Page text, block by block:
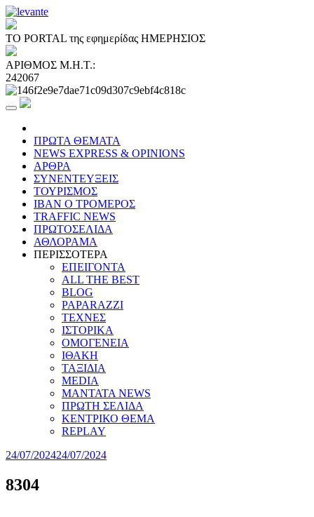
ΤΟ PORTAL της εφημερίδας ΗΜΕΡΗΣΙΟΣ
ΑΡΙΘΜΟΣ Μ.Η.Τ.:
242067
ΠΡΩΤΑ ΘΕΜΑΤΑ
NEWS EXPRESS & OPINIONS
ΑΡΘΡΑ
ΣΥΝΕΝΤΕΥΞΕΙΣ
ΤΟΥΡΙΣΜΟΣ
ΙΒΑΝ Ο ΤΡΟΜΕΡΟΣ
TRAFFIC NEWS
ΠΡΩΤΟΣΕΛΙΔΑ
ΑΘΛΟΡΑΜΑ
ΠΕΡΙΣΣΟΤΕΡΑ
ΕΠΕΙΓΟΝΤΑ
ALL THE BEST
BLOG
PAPARAZZI
ΤΕΧΝΕΣ
ΙΣΤΟΡΙΚΑ
ΟΜΟΓΕΝΕΙΑ
ΙΘΑΚΗ
ΤΑΞΙΔΙΑ
MEDIA
MANTATA NEWS
ΠΡΩΤΗ ΣΕΛΙΔΑ
ΚΕΝΤΡΙΚΟ ΘΕΜΑ
REPLAY
24/07/202424/07/2024
8304